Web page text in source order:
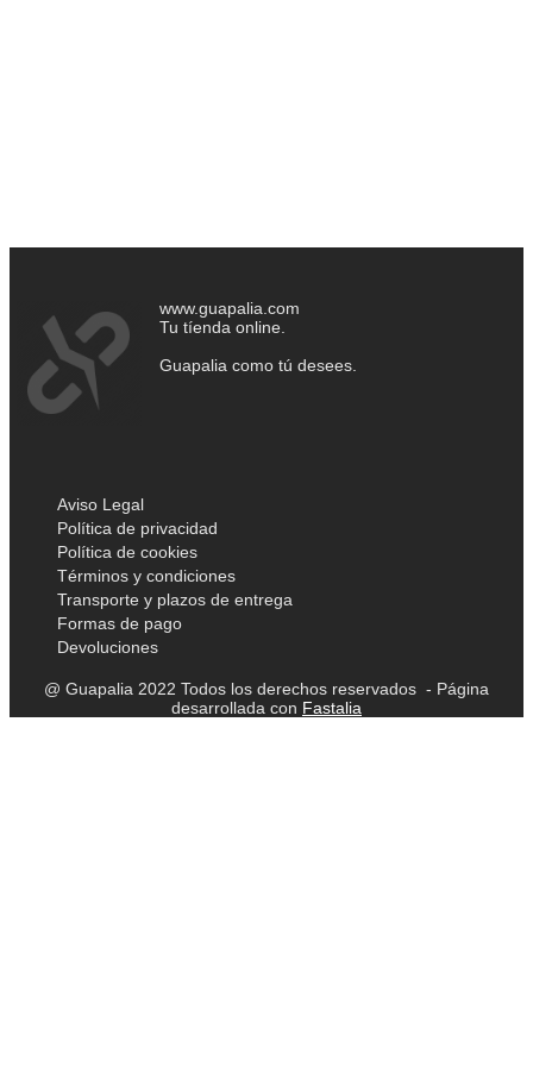
www.guapalia.com
Tu tíenda online.
Guapalia como tú desees.
Aviso Legal
Política de privacidad
Política de cookies
Términos y condiciones
Transporte y plazos de entrega
Formas de pago
Devoluciones
@ Guapalia 2022 Todos los derechos reservados - Página
desarrollada con Fastalia